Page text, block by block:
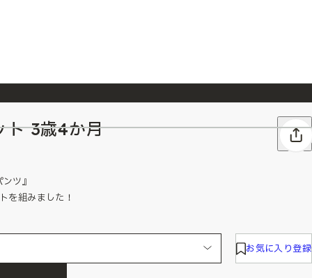
7/23 『ONE PIECE magazine 021 ONE PIECEカード付き同梱版』発売延期のご案内
ト 3歳4か月
ツ』
を組みました！
お気に入り登録